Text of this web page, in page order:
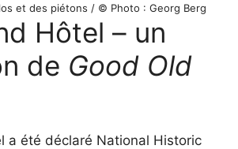
et des piétons / © Photo : Georg Berg
Hôtel – un
de Good Old
a été déclaré National Historic